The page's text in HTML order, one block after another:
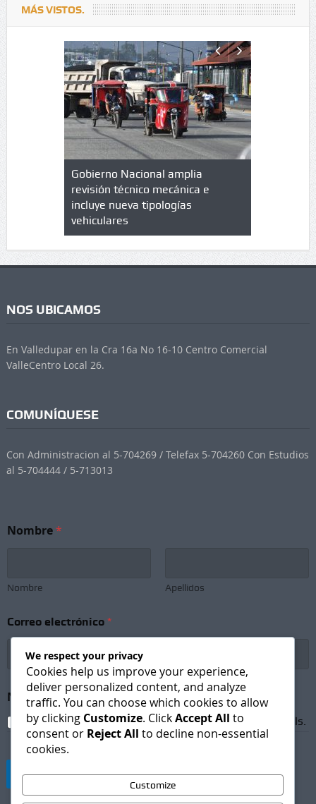
MÁS VISTOS.
de
en
Gobierno Nacional amplia
revisión técnico mecánica e
incluye nueva tipologías
vehiculares
NOS UBICAMOS
En Valledupar en la Cra 16a No 16-10 Centro Comercial
ValleCentro Local 26.
COMUNÍQUESE
Con Administracion al 5-704269 / Telefax 5-704260 Con Estudios
al 5-704444 / 5-713013
Nombre*
Nombre Apellidos
Correo electrónico *
e
l
e
Newsletter Subscription*
I agree to receive newsletters and promotional emails.
Suscribirse
We respect your privacy
Cookies help us improve your experience,
deliver personalized content, and analyze
traffic. You can choose which cookies to allow
by clicking Customize. ClickAccept All to
consent or Reject All to decline non-essential
cookies.
Customize